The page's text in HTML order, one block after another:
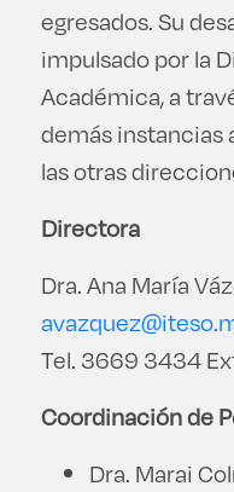
egresados. Su
impulsado por la
Académica, a
demás instancias
las otras
Directora
Dra. Ana María
Tel. 3669 3434
Coordinación de
Dra. Marai